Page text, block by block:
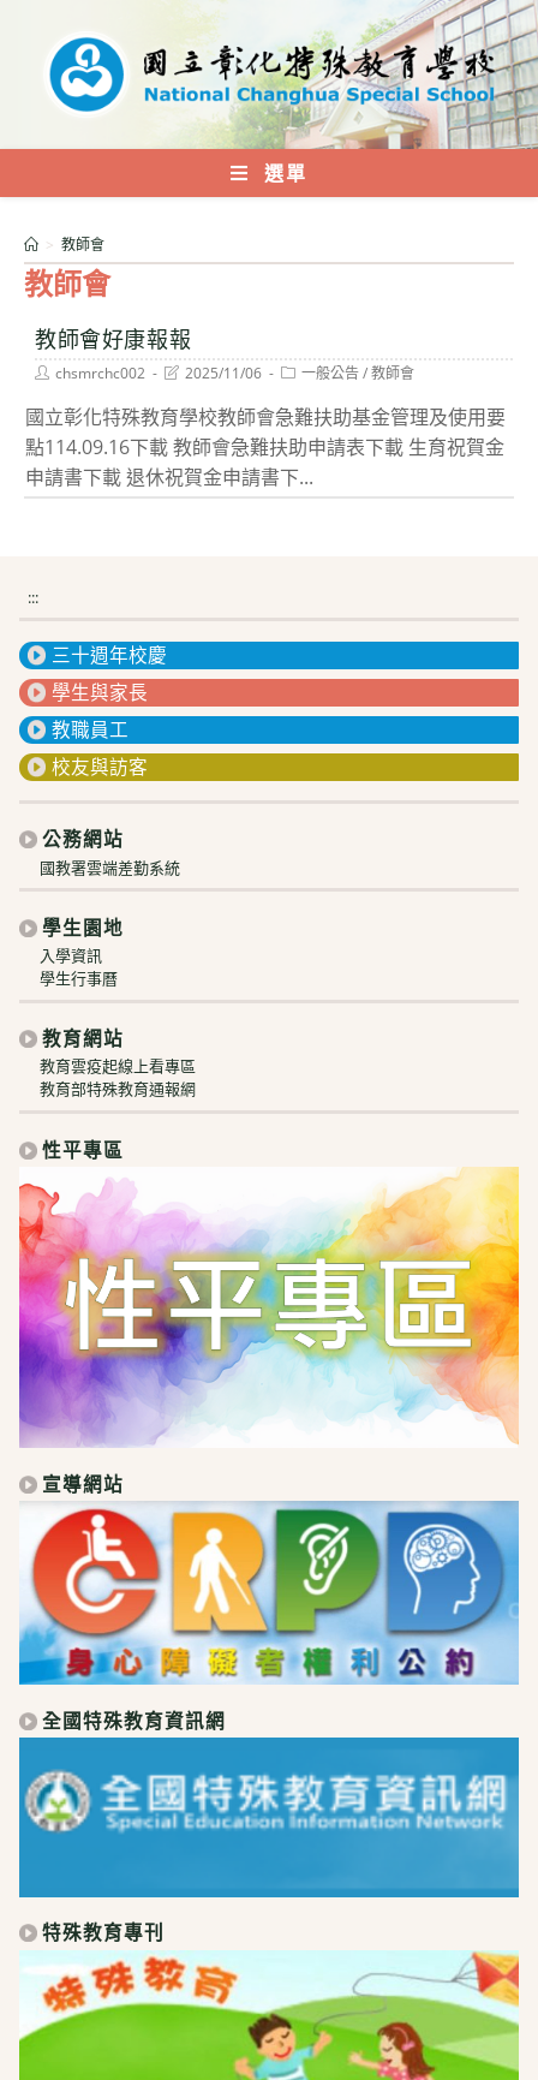
內
選單
教師會
> 教師會
教師會好康報報
Postchsmrchc002
Post
modified:
2025/11/06
Post一般公告/教師會
國立彰化特殊教育學校教師會急難扶助基金管理及使用要
點114.09.16下載 教師會急難扶助申請表下載 生育祝賀金
申請書下載 退休祝賀金申請書下...
:::
三十週年校慶
學生與家長
教職員工
校友與訪客
公務網站
國教署雲端差勤系統
學生園地
入學資訊
學生行事曆
教育網站
教育雲疫起線上看專區
教育部特殊教育通報網
性平專區
宣導網站
全國特殊教育資訊網
特殊教育專刊